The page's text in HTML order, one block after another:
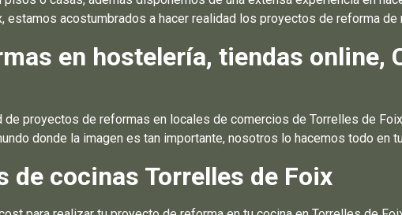
estamos acostumbrados a hacer realidad los proyectos de reforma
en hostelería, tiendas online,
proyectos de reformas en locales de comercios de Torrelles de
donde la imagen es tan importante, nosotros lo hacemos todo en
de cocinas Torrelles de Foix